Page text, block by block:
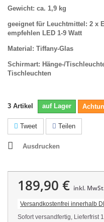
Gewicht: ca. 1,9 kg
geeignet für Leuchtmittel: 2 x
empfehlen LED 1-9 Watt
Material: Tiffany-Glas
Schirmart: Hänge-/
Tischleuchten
3 Artikel auf Lager
Tweet Teilen
Ausdrucken
189,90 € inkl.
Versandkostenfrei innerhalb
Sofort versandfertig, Lieferfrist